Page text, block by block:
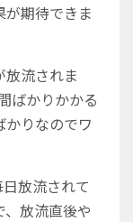
期待できま
流されま
ばかりかかる
りなのでワ
放流されて
放流直後や